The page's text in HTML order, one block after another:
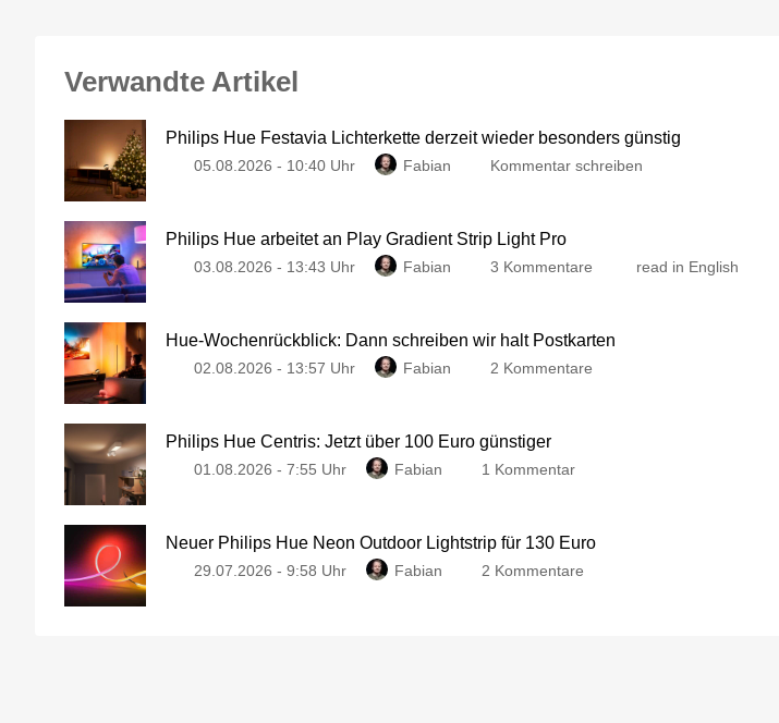
Verwandte Artikel
Philips Hue Festavia Lichterkette derzeit wieder besonders günstig
05.08.2026 - 10:40 Uhr Fabian Kommentar schreiben
Philips Hue arbeitet an Play Gradient Strip Light Pro
03.08.2026 - 13:43 Uhr Fabian 3 Kommentare read in English
Hue-Wochenrückblick: Dann schreiben wir halt Postkarten
02.08.2026 - 13:57 Uhr Fabian 2 Kommentare
Philips Hue Centris: Jetzt über 100 Euro günstiger
01.08.2026 - 7:55 Uhr Fabian 1 Kommentar
Neuer Philips Hue Neon Outdoor Lightstrip für 130 Euro
29.07.2026 - 9:58 Uhr Fabian 2 Kommentare